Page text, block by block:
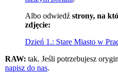
Albo odwiedź strony, na
zdjęcie:
Dzień 1.: Stare Miasto w
RAW: tak. Jeśli potrzebujesz
napisz do nas.